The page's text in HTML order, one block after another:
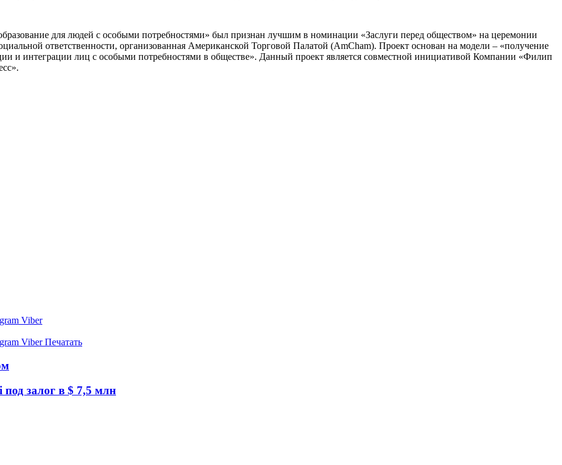
для людей с особыми потребностями» был признан лучшим в номинации «Заслуги перед обществом» на церемонии
ответственности, организованная Американской Торговой Палатой (AmCham). Проект основан на модели – «получение
и интеграции лиц с особыми потребностями в обществе». Данный проект является совместной инициативой Компании «Филип
Viber
Viber Печатать
под залог в $ 7,5 млн